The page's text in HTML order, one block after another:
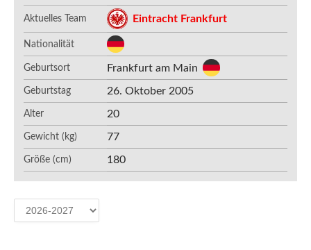
Aktuelles Team Eintracht Frankfurt
Nationalität
Geburtsort Frankfurt am Main
Geburtstag 26. Oktober 2005
Alter 20
Gewicht (kg) 77
Größe (cm) 180